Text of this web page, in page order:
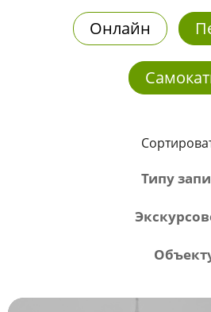
Онлайн
Типу